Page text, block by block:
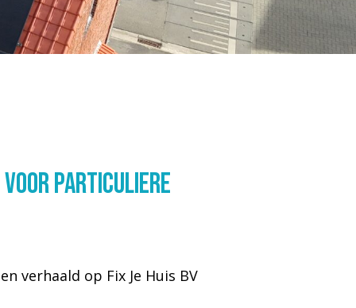
voor particuliere
verhaald op Fix Je Huis BV